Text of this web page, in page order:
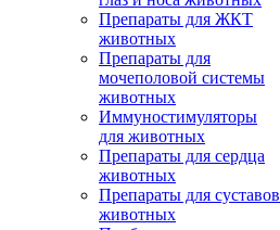
Препараты для ЖКТ
животных
Препараты для
мочеполовой системы
животных
Иммуностимуляторы
для животных
Препараты для сердца
животных
Препараты для суставов
животных